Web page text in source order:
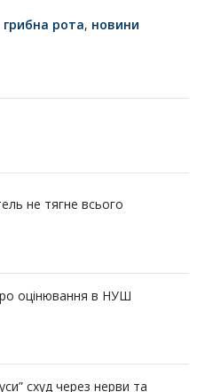
грибна рота, новини
не тягне всього
оцінювання в НУШ
схуд через нерви та